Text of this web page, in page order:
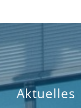
Aktuelles